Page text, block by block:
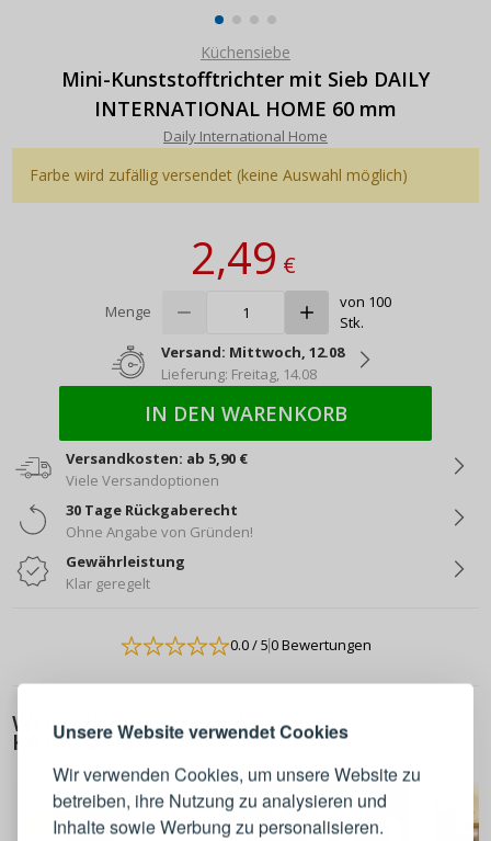
Unsere Website verwendet Cookies
Wir verwenden Cookies, um unsere Website zu
betreiben, ihre Nutzung zu analysieren und
Inhalte sowie Werbung zu personalisieren.
Küchensiebe
Mini-Kunststofftrichter mit Sieb DAILY
INTERNATIONAL HOME 60 mm
Daily International Home
Farbe wird zufällig versendet (keine Auswahl möglich)
2,49€
Menge
von 100
Stk.
Versand: Mittwoch, 12.08
Lieferung: Freitag, 14.08
IN DEN WARENKORB
Versandkosten: ab 5,90 €
Viele Versandoptionen
30 Tage Rückgaberecht
Ohne Angabe von Gründen!
Gewährleistung
Klar geregelt
0.0/ 50 Bewertungen
WEITERE PRODUKTE AUS DIESER
KATEGORIE
ANMELDEN REGISTRIEREN
Melden Sie sich bei Ihrem
E-Mail-Adresse